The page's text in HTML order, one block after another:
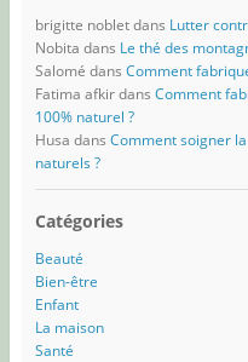
brigitte nobletdans Lutter
Nobita dans Le thé des
Salomé dans Comment
Fatima afkirdans Comment
100% naturel ?
Husa dans Comment soigner
naturels ?
Catégories
Beauté
Bien-être
Enfant
La maison
Santé